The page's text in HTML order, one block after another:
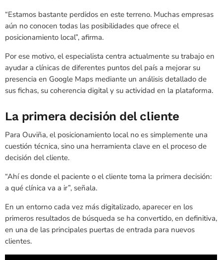
“Estamos bastante perdidos en este terreno. Muchas empresas
aún no conocen todas las posibilidades que ofrece el
posicionamiento local”, afirma.
Por ese motivo, el especialista centra actualmente su trabajo en
ayudar a clínicas de diferentes puntos del país a mejorar su
presencia en Google Maps mediante un análisis detallado de
sus fichas, su coherencia digital y su actividad en la plataforma.
La primera decisión del cliente
Para Ouviña, el posicionamiento local no es simplemente una
cuestión técnica, sino una herramienta clave en el proceso de
decisión del cliente.
“Ahí es donde el paciente o el cliente toma la primera decisión:
a qué clínica va a ir”, señala.
En un entorno cada vez más digitalizado, aparecer en los
primeros resultados de búsqueda se ha convertido, en definitiva,
en una de las principales puertas de entrada para nuevos
clientes.